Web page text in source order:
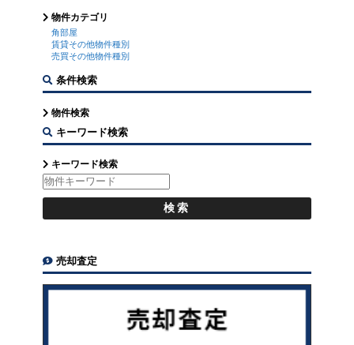
物件カテゴリ
角部屋
賃貸その他物件種別
売買その他物件種別
条件検索
物件検索
キーワード検索
キーワード検索
売却査定